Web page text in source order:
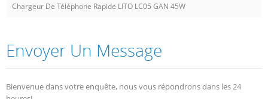
Chargeur De Téléphone Rapide LITO LC05 GAN 45W
Envoyer Un Message
Bienvenue dans votre enquête, nous vous répondrons dans les 24